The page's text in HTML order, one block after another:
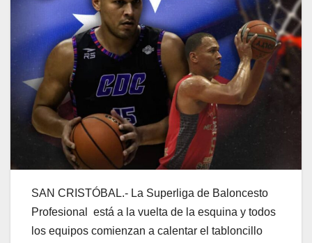
SAN CRISTÓBAL.- La Superliga de Baloncesto
Profesional está a la vuelta de la esquina y todos
los equipos comienzan a calentar el tabloncillo